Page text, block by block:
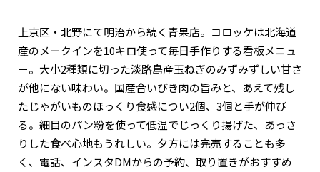
上京区・北野にて明治から続く青果店。コロッケは北海道
産のメークインを10キロ使って毎日手作りする看板メニュ
ー。大小2種類に切った淡路島産玉ねぎのみずみずしい甘さ
が他にない味わい。国産合いびき肉の旨みと、あえて残し
たじゃがいものほっくり食感につい2個、3個と手が伸び
る。細目のパン粉を使って低温でじっくり揚げた、あっさ
りした食べ心地もうれしい。夕方には完売することも多
く、電話、インスタDMからの予約、取り置きがおすすめ